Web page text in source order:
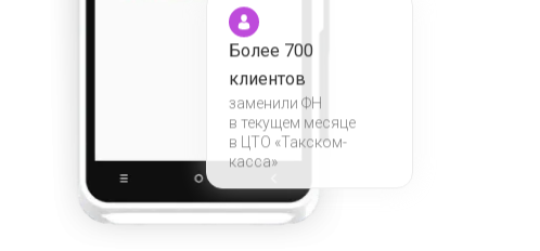
Более 700
клиентов
заменили ФН
в текущем месяце
в ЦТО «Такском-
касса»